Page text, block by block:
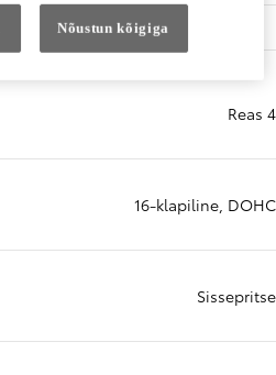
Reas 4
16-klapiline, DOHC
Sissepritse
Nõustun kõigiga